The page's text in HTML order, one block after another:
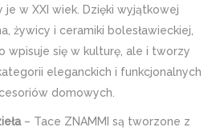
w XXI wiek. Dzięki wyjątkowej
żywicy i ceramiki bolesławieckiej,
wpisuje się w kulturę, ale i tworzy
eleganckich i funkcjonalnych
domowych.
– Tace ZNAMMI są tworzone z